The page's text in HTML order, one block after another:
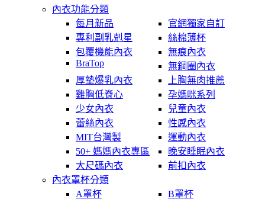
內衣功能分類
每月新品
官網獨家自訂
專利副乳剋星
絲棉薄杯
包覆機能內衣
無痕內衣
BraTop
無鋼圈內衣
厚墊爆乳內衣
上胸無肉推薦
雞胸低脊心
孕媽咪系列
少女內衣
兒童內衣
蕾絲內衣
性感內衣
MIT台灣製
運動內衣
50+ 媽媽內衣專區
晚安睡眠內衣
大尺碼內衣
前扣內衣
內衣罩杯分類
A罩杯
B罩杯